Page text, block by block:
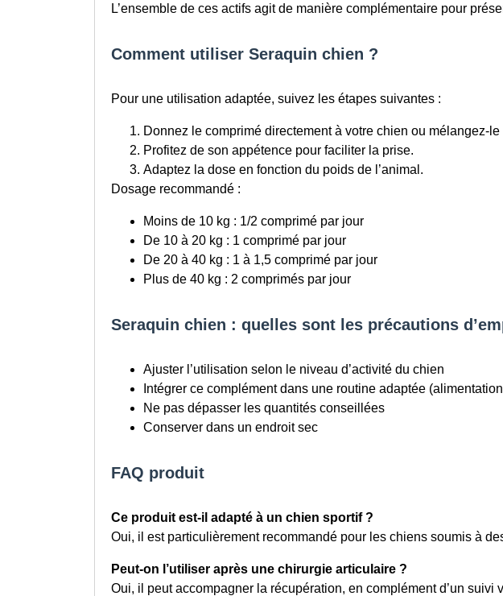
L’ensemble de ces actifs agit de manière complémentaire pour
Comment utiliser Seraquin chien ?
Pour une utilisation adaptée, suivez les étapes suivantes :
Donnez le comprimé directement à votre chien ou mélangez-le
Profitez de son appétence pour faciliter la prise.
Adaptez la dose en fonction du poids de l’animal.
Dosage recommandé :
Moins de 10 kg : 1/2 comprimé par jour
De 10 à 20 kg : 1 comprimé par jour
De 20 à 40 kg : 1 à 1,5 comprimé par jour
Plus de 40 kg : 2 comprimés par jour
Seraquin chien : quelles sont les précautions
Ajuster l’utilisation selon le niveau d’activité du chien
Intégrer ce complément dans une routine adaptée
Ne pas dépasser les quantités conseillées
Conserver dans un endroit sec
FAQ produit
Ce produit est-il adapté à un chien sportif ?
Oui, il est particulièrement recommandé pour les chiens soumis à
Peut-on l’utiliser après une chirurgie articulaire ?
Oui, il peut accompagner la récupération, en complément d’un suivi